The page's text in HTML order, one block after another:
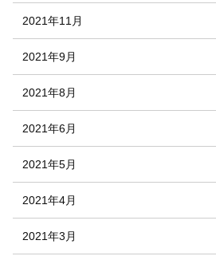
2021年11月
2021年9月
2021年8月
2021年6月
2021年5月
2021年4月
2021年3月